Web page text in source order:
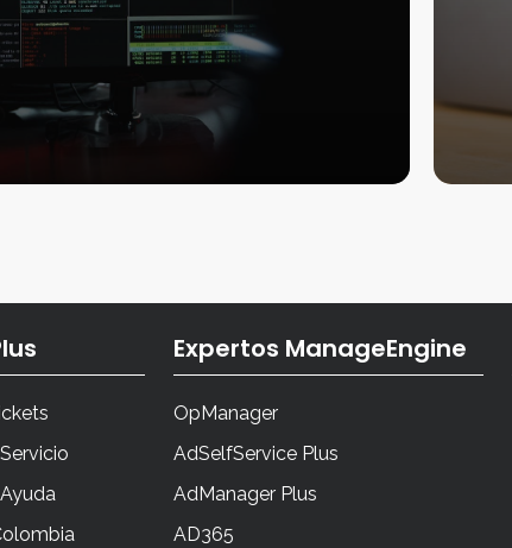
Expertos ManageEngine
OpManager
AdSelfService Plus
AdManager Plus
AD365